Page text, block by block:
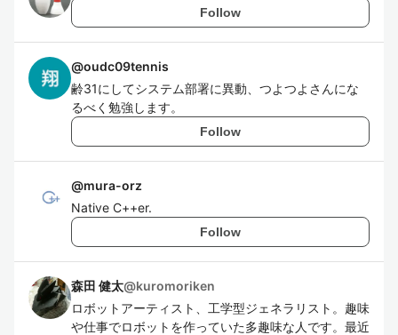
Follow
@oudc09tennis
齢31にしてシステム部署に異動、つよつよさんにな
るべく勉強します。
Follow
@mura-orz
Native C++er.
Follow
森田 健太@kuromoriken
ロボットアーティスト、工学型ジェネラリスト。趣味
や仕事でロボットを作っていた多趣味な人です。最近